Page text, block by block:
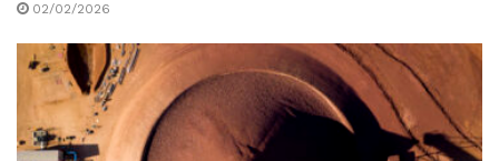
02/02/2026